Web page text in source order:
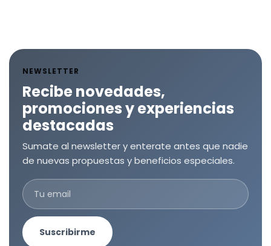
NEWSLETTER
Recibe novedades,
promociones y experiencias
destacadas
Sumate al newsletter y enterate antes que nadie
de nuevas propuestas y beneficios especiales.
Suscribirme